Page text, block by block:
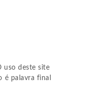
uso deste site
é palavra final